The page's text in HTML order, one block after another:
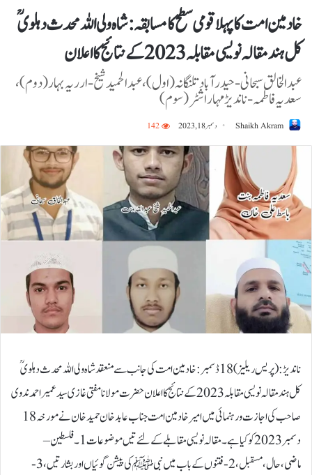
خادمین امت کا پہلا قومی سطح کا مسابقہ: شاہ ولی اللہ محدث دہلویؒ
کل ہند مقالہ نویسی مقابلہ 2023 کے نتائج کا اعلان
عبدالخالق سبحانی-حیدرآباد تلنگانہ (اول)،عبدالحمید شیخ-ارریہ بہار (دوم)،
سعدیہ فاطمہ-ناندیڑ مہاراشٹر(سوم)
Shaikh Akram دسمبر 18, 2023 142
ناندیڑ:(پریس ریلیز)18ڈسمبر:خادمین امت کی جانب سے منعقد شاہ ولی اللہ محدث دہلویؒ
کل ہند مقالہ نویسی مقابلہ 2023کے نتائج کا اعلان حضرت مولانا مفتی غازی سید عمیر احمد ندوی
صاحب کی اجازت و رہنمائی میں امیر خادمین امت جناب عابد خان حمید خان نے مورخہ 18
دسمبر2023 کو کیا ہے۔ مقالہ نویسی مقابلے کے لئے تیں موضوعات 1۔ فلسطین –
ماضی،حال،مسقبل، 2- فتنوں کے باب میں نبیﷺ کی پیشن گوئیاں اور بشارتیں، 3-